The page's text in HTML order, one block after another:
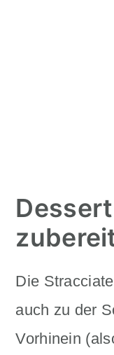
Die
auch zu der
Vorhinein